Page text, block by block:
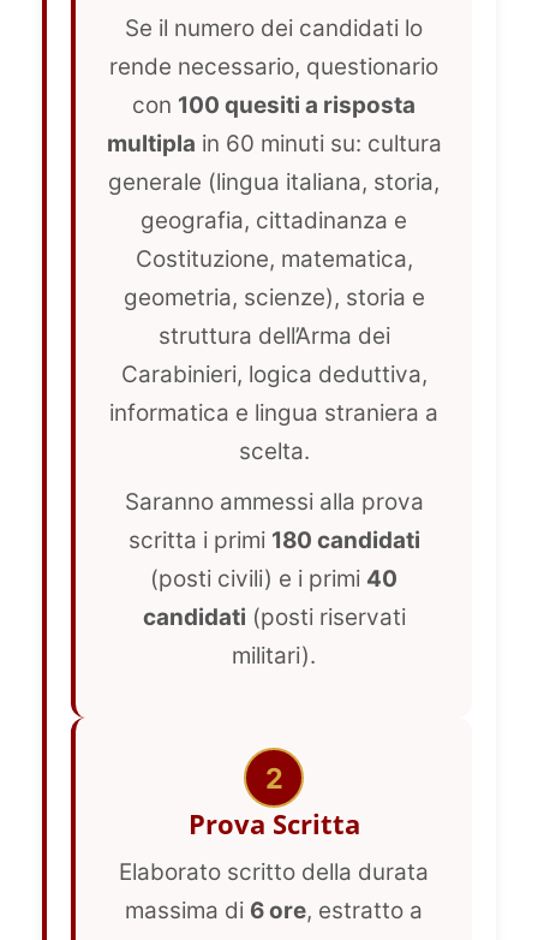
Se il numero dei candidati lo
rende necessario, questionario
con 100 quesiti a risposta
multipla in 60 minuti su: cultura
generale (lingua italiana, storia,
geografia, cittadinanza e
Costituzione, matematica,
geometria, scienze), storia e
struttura dell’Arma dei
Carabinieri, logica deduttiva,
informatica e lingua straniera a
scelta.
Saranno ammessi alla prova
scritta i primi 180 candidati
(posti civili) e i primi 40
candidati (posti riservati
militari).
2
Prova Scritta
Elaborato scritto della durata
massima di 6 ore, estratto a